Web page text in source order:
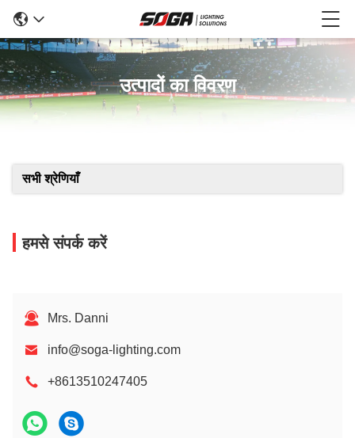
उत्पादों का विवरण
सभी श्रेणियाँ
हमसे संपर्क करें
Mrs. Danni
info@soga-lighting.com
+8613510247405